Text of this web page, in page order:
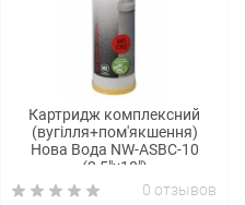
Картридж комплексний
(вугілля+пом'якшення)
Нова Вода NW-ASBC-10
(2,5"х10")
0 отзывов